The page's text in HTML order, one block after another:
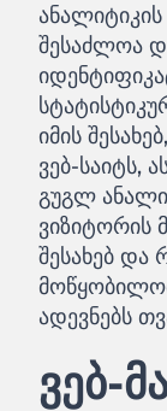
შესაძლოა
იმის
ვებ-საიტს,
გუგლ
ვიზიტორის
შესახებ და
ადევნებს
ვებ-